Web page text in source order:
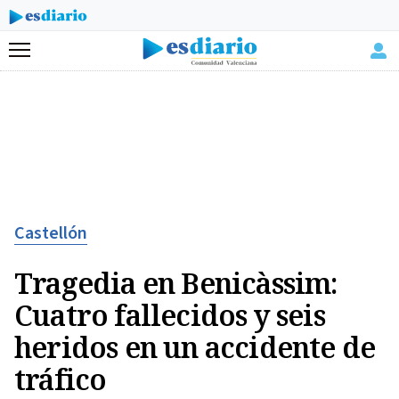
Menú
Castellón
Tragedia en Benicàssim:
Cuatro fallecidos y seis
heridos en un accidente de
tráfico